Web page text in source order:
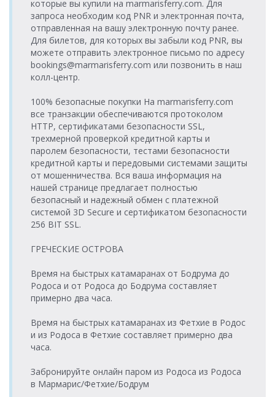
Митилини
18:00-19:15
Feribot
Порт Айвалык
> Порт
Митилини
16.08.2026
воскресенье
08:45-09:30
Turyol
Katamaran
Порт Айвалык
> Порт
16.08.2026
Turyol
Порт Айвалык
> Порт
Митилини
16.08.2026
воскресенье
15:30-16:50
Turyol
Araçlı Feribot
Порт Айвалык
> Порт
Митилини
17.08.2026
понедельник
08:45-09:30
Turyol
Katamaran
Порт Айвалык
> Порт
Митилини
17.08.2026
понедельник
09:00-10:20
Turyol
Araçlı Feribot
Порт Айвалык
Митилини
14:30-15:50
> Порт
Митилини
понедельник
18:00-19:15
Feribot
Порт Айвалык
Митилини
18.08.2026
08:45-09:30
Katamaran
Порт Айвалык
> Порт
18.08.2026
Порт Айвалык
> Порт
18.08.2026
вторник
Порт Айвалык
08:40-09:55
Feribot
Порт
Митилини >
Порт Айвалык
13.08.2026
четверг
17:45-18:30
Turyol
Katamaran
Порт
Митилини >
13.08.2026
Порт
Митилини >
Порт Айвалык
14.08.2026
пятница
08:40-09:55
Turyol
Feribot
Порт
Митилини >
Порт Айвалык
14.08.2026
пятница
11:30-12:50
Turyol
Araçlı Feribot
Порт
Митилини >
Порт Айвалык
14.08.2026
пятница
17:45-18:30
Turyol
Katamaran
Порт
Порт Айвалык
17:45-19:05
Митилини >
Порт Айвалык
суббота
08:40-09:55
Turyol
Feribot
Порт
Порт Айвалык
15.08.2026
11:30-12:50
Araçlı Feribot
Порт
Порт Айвалык
17:45-19:05
Порт
15.08.2026
которые вы купили на marmarisferry.com. Для
запроса необходим код PNR и электронная почта,
отправленная на вашу электронную почту ранее.
Для билетов, для которых вы забыли код PNR, вы
можете отправить электронное письмо по адресу
bookings@marmarisferry.com или позвонить в наш
колл-центр.
100% безопасные покупки На marmarisferry.com
все транзакции обеспечиваются протоколом
HTTP, сертификатами безопасности SSL,
трехмерной проверкой кредитной карты и
паролем безопасности, тестами безопасности
кредитной карты и передовыми системами защиты
от мошенничества. Вся ваша информация на
нашей странице предлагает полностью
безопасный и надежный обмен с платежной
системой 3D Secure и сертификатом безопасности
256 BIT SSL.
ГРЕЧЕСКИЕ ОСТРОВА
Время на быстрых катамаранах от Бодрума до
Родоса и от Родоса до Бодрума составляет
примерно два часа.
Время на быстрых катамаранах из Фетхие в Родос
и из Родоса в Фетхие составляет примерно два
часа.
Забронируйте онлайн паром из Родоса из Родоса
в Мармарис/Фетхие/Бодрум